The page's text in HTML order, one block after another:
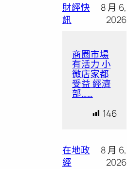
財經快
訊
8 月 6,
2026
商圈市場
有活力 小
微店家都
受益 經濟
部……
146
在地政
經
8 月 6,
2026